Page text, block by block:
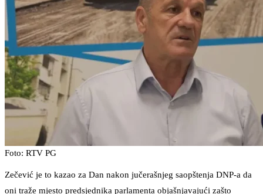
Foto: RTV PG
Zečević je to kazao za Dan nakon jučerašnjeg saopštenja DNP-a da
oni traže mjesto predsjednika parlamenta objašnjavajući zašto